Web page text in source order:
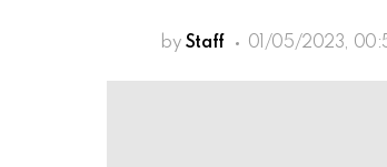
by Staff 01/05/2023,